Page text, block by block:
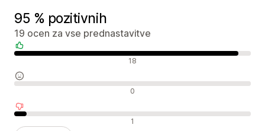
95 % pozitivnih
19 ocen za vse prednastavitve
Pozitivne ocene 18
Nevtralne ocene 0
Negativne ocene 1